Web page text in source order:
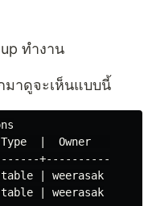
ทำงาน
มาดูจะเห็นแบบนี้
|  Owner
+----------
| weerasak
| weerasak